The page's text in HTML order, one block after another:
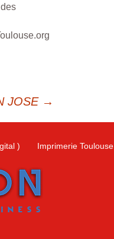
JOSE →
) Imprimerie Toulouse